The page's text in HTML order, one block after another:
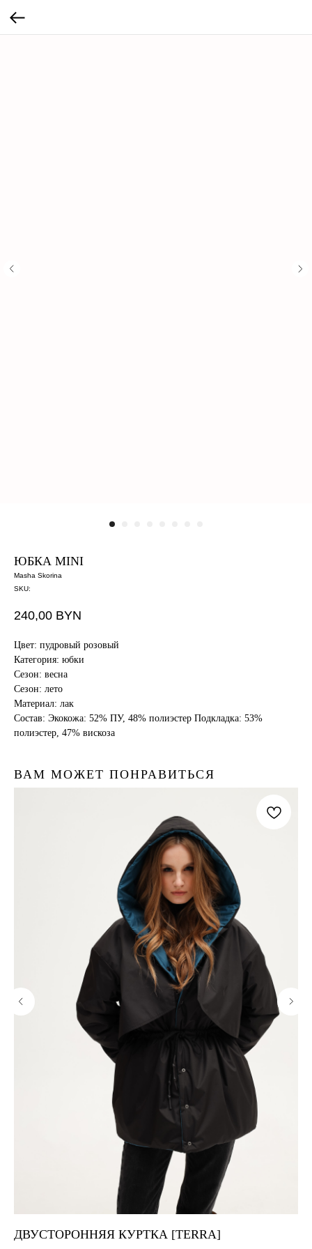
ЮБКА MINI
Masha Skorina
SKU:
240,00 BYN
Цвет: пудровый розовый
Категория: юбки
Сезон: весна
Сезон: лето
Материал: лак
Состав: Экокожа: 52% ПУ, 48% полиэстер Подкладка: 53%
полиэстер, 47% вискоза
ВАМ МОЖЕТ ПОНРАВИТЬСЯ
ДВУСТОРОННЯЯ КУРТКА [TERRA]